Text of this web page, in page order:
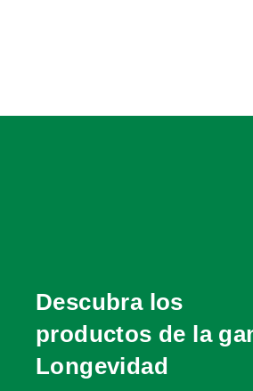
Descubra los
productos de la
Longevidad